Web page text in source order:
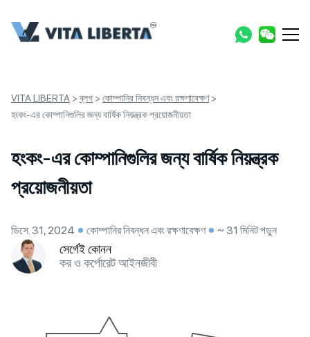
VITA LIBERTA >ব্লগ > কোম্পানির নিবন্ধন এবং রক্ষণাবেক্ষণ>
হংকং-এর কোম্পানিগুলির জন্য বার্ষিক নিয়ন্ত্রক প্রয়োজনীয়তা
হংকং-এর কোম্পানিগুলির জন্য বার্ষিক নিয়ন্ত্রক
প্রয়োজনীয়তা
ডিসে. 31, 2024 কোম্পানির নিবন্ধন এবং রক্ষণাবেক্ষণ ~ 31 মিনিট পড়ুন
সের্গেই কোনন
কর ও কর্পোরেট আইনজীবী